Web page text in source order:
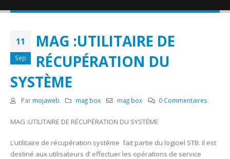
11
Sep
MAG :UTILITAIRE DE
RÉCUPÉRATION DU
SYSTÈME
Par mojaweb mag box mag box 0 Commentaires
MAG :UTILITAIRE DE RÉCUPÉRATION DU SYSTÈME
L’utilitaire de récupération système fait partie du logiciel STB. Il est
destiné aux utilisateurs d’ effectuer les opérations de service